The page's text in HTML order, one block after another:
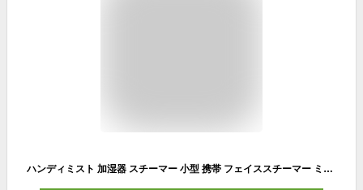
ハンディミスト 加湿器 スチーマー 小型 携帯 フェイススチーマー ミニスチーマー ハンディーミスト 保湿 補水 スキンケア ミニ加湿器 フェイス スキンケア 美肌 美顔器 乾燥 乾燥肌 敏感肌 脂性肌 潤い うるおい プレゼント 贈り物